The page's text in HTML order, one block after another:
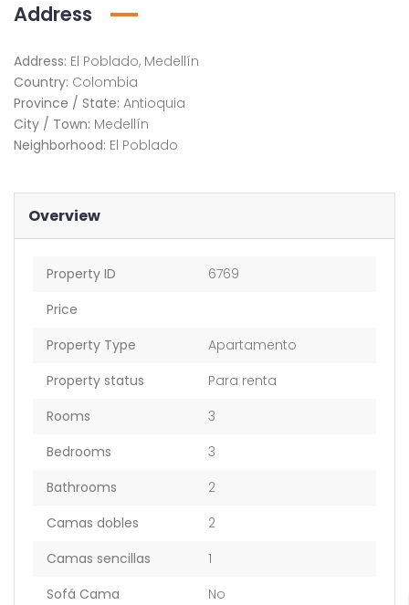
Address
Address: El Poblado, Medellín
Country: Colombia
Province / State: Antioquia
City / Town: Medellín
Neighborhood: El Poblado
Overview
Property ID
6769
Price
Property Type
Apartamento
Property status
Para renta
Rooms
3
Bedrooms
3
Bathrooms
2
Camas dobles
2
Camas sencillas
1
Sofá Cama
No